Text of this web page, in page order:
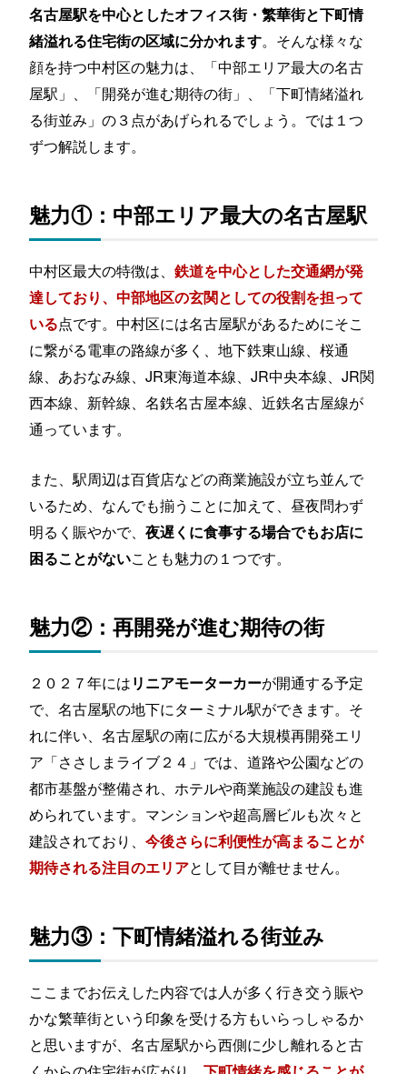
名古屋駅を中心としたオフィス街・繁華街と下町情
緒溢れる住宅街の区域に分かれます。そんな様々な
顔を持つ中村区の魅力は、「中部エリア最大の名古
屋駅」、「開発が進む期待の街」、「下町情緒溢れ
る街並み」の３点があげられるでしょう。では１つ
ずつ解説します。
魅力①：中部エリア最大の名古屋駅
中村区最大の特徴は、鉄道を中心とした交通網が発
達しており、中部地区の玄関としての役割を担って
いる点です。中村区には名古屋駅があるためにそこ
に繋がる電車の路線が多く、地下鉄東山線、桜通
線、あおなみ線、JR東海道本線、JR中央本線、JR関
西本線、新幹線、名鉄名古屋本線、近鉄名古屋線が
通っています。
また、駅周辺は百貨店などの商業施設が立ち並んで
いるため、なんでも揃うことに加えて、昼夜問わず
明るく賑やかで、夜遅くに食事する場合でもお店に
困ることがないことも魅力の１つです。
魅力②：再開発が進む期待の街
２０２７年にはリニアモーターカーが開通する予定
で、名古屋駅の地下にターミナル駅ができます。そ
れに伴い、名古屋駅の南に広がる大規模再開発エリ
ア「ささしまライブ２４」では、道路や公園などの
都市基盤が整備され、ホテルや商業施設の建設も進
められています。マンションや超高層ビルも次々と
建設されており、今後さらに利便性が高まることが
期待される注目のエリアとして目が離せません。
魅力③：下町情緒溢れる街並み
ここまでお伝えした内容では人が多く行き交う賑や
かな繁華街という印象を受ける方もいらっしゃるか
と思いますが、名古屋駅から西側に少し離れると古